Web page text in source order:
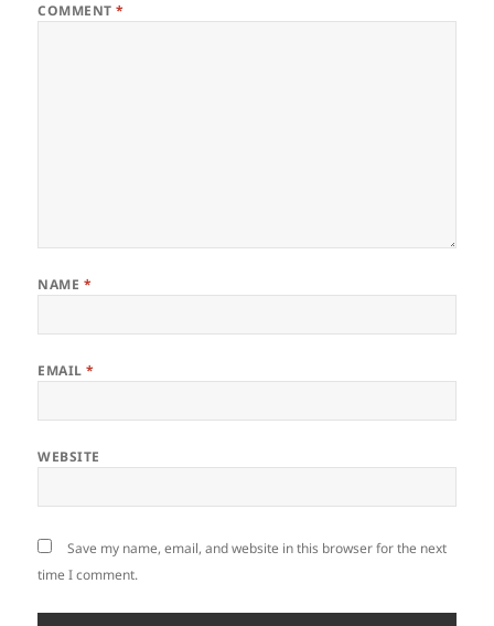
COMMENT*
NAME *
EMAIL*
WEBSITE
Save my name, email, and website in this browser for the next
time I comment.